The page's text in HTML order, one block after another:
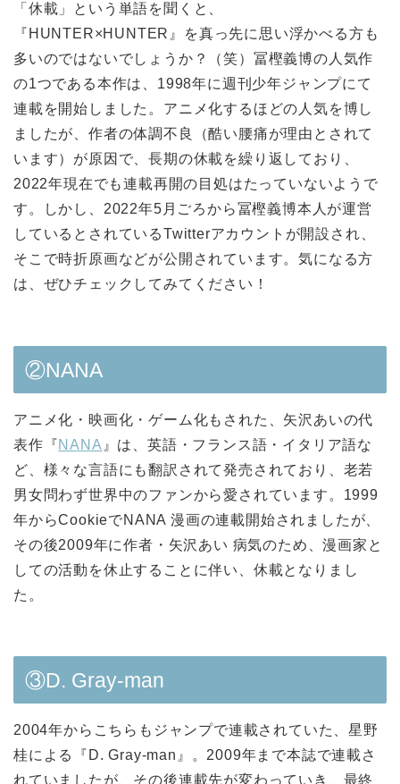
「休載」という単語を聞くと、
『HUNTER×HUNTER』を真っ先に思い浮かべる方も
多いのではないでしょうか？（笑）冨樫義博の人気作
の1つである本作は、1998年に週刊少年ジャンプにて
連載を開始しました。アニメ化するほどの人気を博し
ましたが、作者の体調不良（酷い腰痛が理由とされて
います）が原因で、長期の休載を繰り返しており、
2022年現在でも連載再開の目処はたっていないようで
す。しかし、2022年5月ごろから冨樫義博本人が運営
しているとされているTwitterアカウントが開設され、
そこで時折原画などが公開されています。気になる方
は、ぜひチェックしてみてください！
②NANA
アニメ化・映画化・ゲーム化もされた、矢沢あいの代
表作『NANA 』は、英語・フランス語・イタリア語な
ど、様々な言語にも翻訳されて発売されており、老若
男女問わず世界中のファンから愛されています。1999
年からCookieでNANA 漫画の連載開始されましたが、
その後2009年に作者・矢沢あい 病気のため、漫画家と
しての活動を休止することに伴い、休載となりまし
た。
③D. Gray-man
2004年からこちらもジャンプで連載されていた、星野
桂による『D. Gray-man』。2009年まで本誌で連載さ
れていましたが、その後連載先が変わっていき、最終